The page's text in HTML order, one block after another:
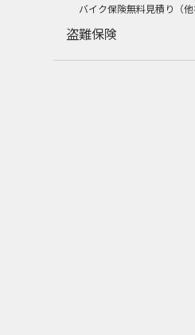
バイク保険無料見積り（他
盗難保険